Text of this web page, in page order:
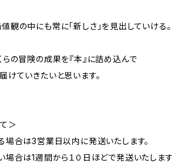
観の中にも常に「新しさ」を見出していける。
らの冒険の成果を『本』に詰め込んで
けていきたいと思います。
＞
場合は3営業日以内に発送いたします。
場合は1週間から１０日ほどで発送いたします